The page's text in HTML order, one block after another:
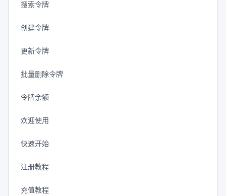
搜索令牌
创建令牌
更新令牌
批量删除令牌
令牌余额
欢迎使用
快速开始
注册教程
充值教程